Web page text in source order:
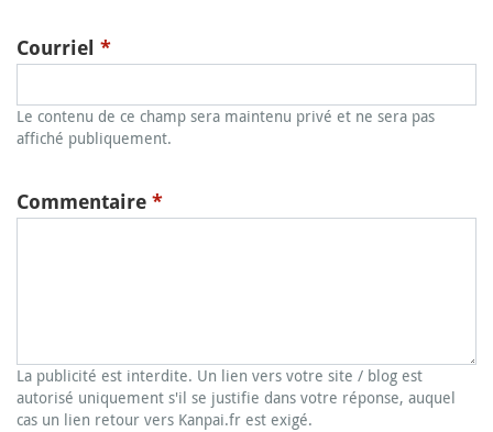
Courriel *
Le contenu de ce champ sera maintenu privé et ne sera pas
affiché publiquement.
Commentaire *
La publicité est interdite. Un lien vers votre site / blog est
autorisé uniquement s'il se justifie dans votre réponse, auquel
cas un lien retour vers Kanpai.fr est exigé.